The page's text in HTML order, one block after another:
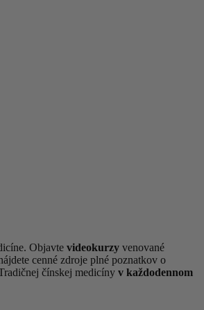
Objavte videokurzy venované
cenné zdroje plné poznatkov o
čínskej medicíny v každodennom